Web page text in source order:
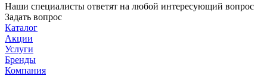
Наши специалисты ответят на любой интересующий вопрос
Задать вопрос
Каталог
Акции
Услуги
Бренды
Компания